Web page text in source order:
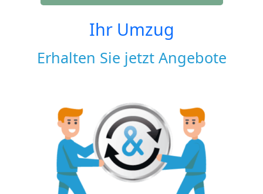
Ihr Umzug
Erhalten Sie jetzt Angebote